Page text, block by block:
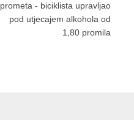
prometa - biciklista upravljao
pod utjecajem alkohola od
1,80 promila